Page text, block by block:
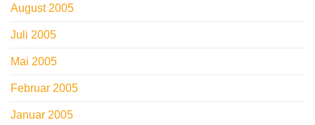
August 2005
Juli 2005
Mai 2005
Februar 2005
Januar 2005